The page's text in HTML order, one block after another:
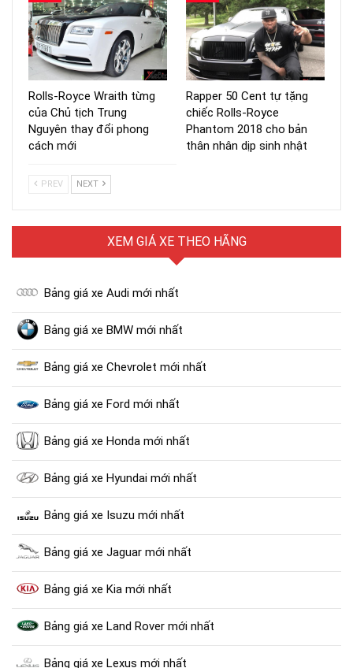
Rolls-Royce Wraith từng
của Chủ tịch Trung
Nguyên thay đổi phong
cách mới
Rapper 50 Cent tự tặng
chiếc Rolls-Royce
Phantom 2018 cho bản
thân nhân dịp sinh nhật
PREV NEXT
XEM GIÁ XE THEO HÃNG
Bảng giá xe Audi mới nhất
Bảng giá xe BMW mới nhất
Bảng giá xe Chevrolet mới nhất
Bảng giá xe Ford mới nhất
Bảng giá xe Honda mới nhất
Bảng giá xe Hyundai mới nhất
Bảng giá xe Isuzu mới nhất
Bảng giá xe Jaguar mới nhất
Bảng giá xe Kia mới nhất
Bảng giá xe Land Rover mới nhất
Bảng giá xe Lexus mới nhất